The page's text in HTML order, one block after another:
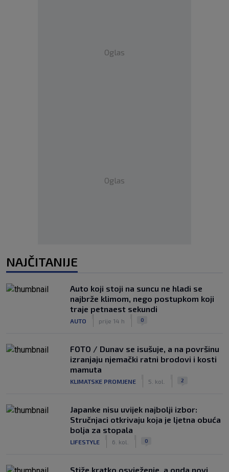
Oglas
Oglas
NAJČITANIJE
Auto koji stoji na suncu ne hladi se
najbrže klimom, nego postupkom koji
traje petnaest sekundi
AUTO prije 14 h 0
FOTO / Dunav se isušuje, a na površinu
izranjaju njemački ratni brodovi i kosti
mamuta
KLIMATSKE PROMJENE 5. kol. 2
Japanke nisu uvijek najbolji izbor:
Stručnjaci otkrivaju koja je ljetna obuća
bolja za stopala
LIFESTYLE 6. kol. 0
Stiže kratko osvježenje, a onda novi